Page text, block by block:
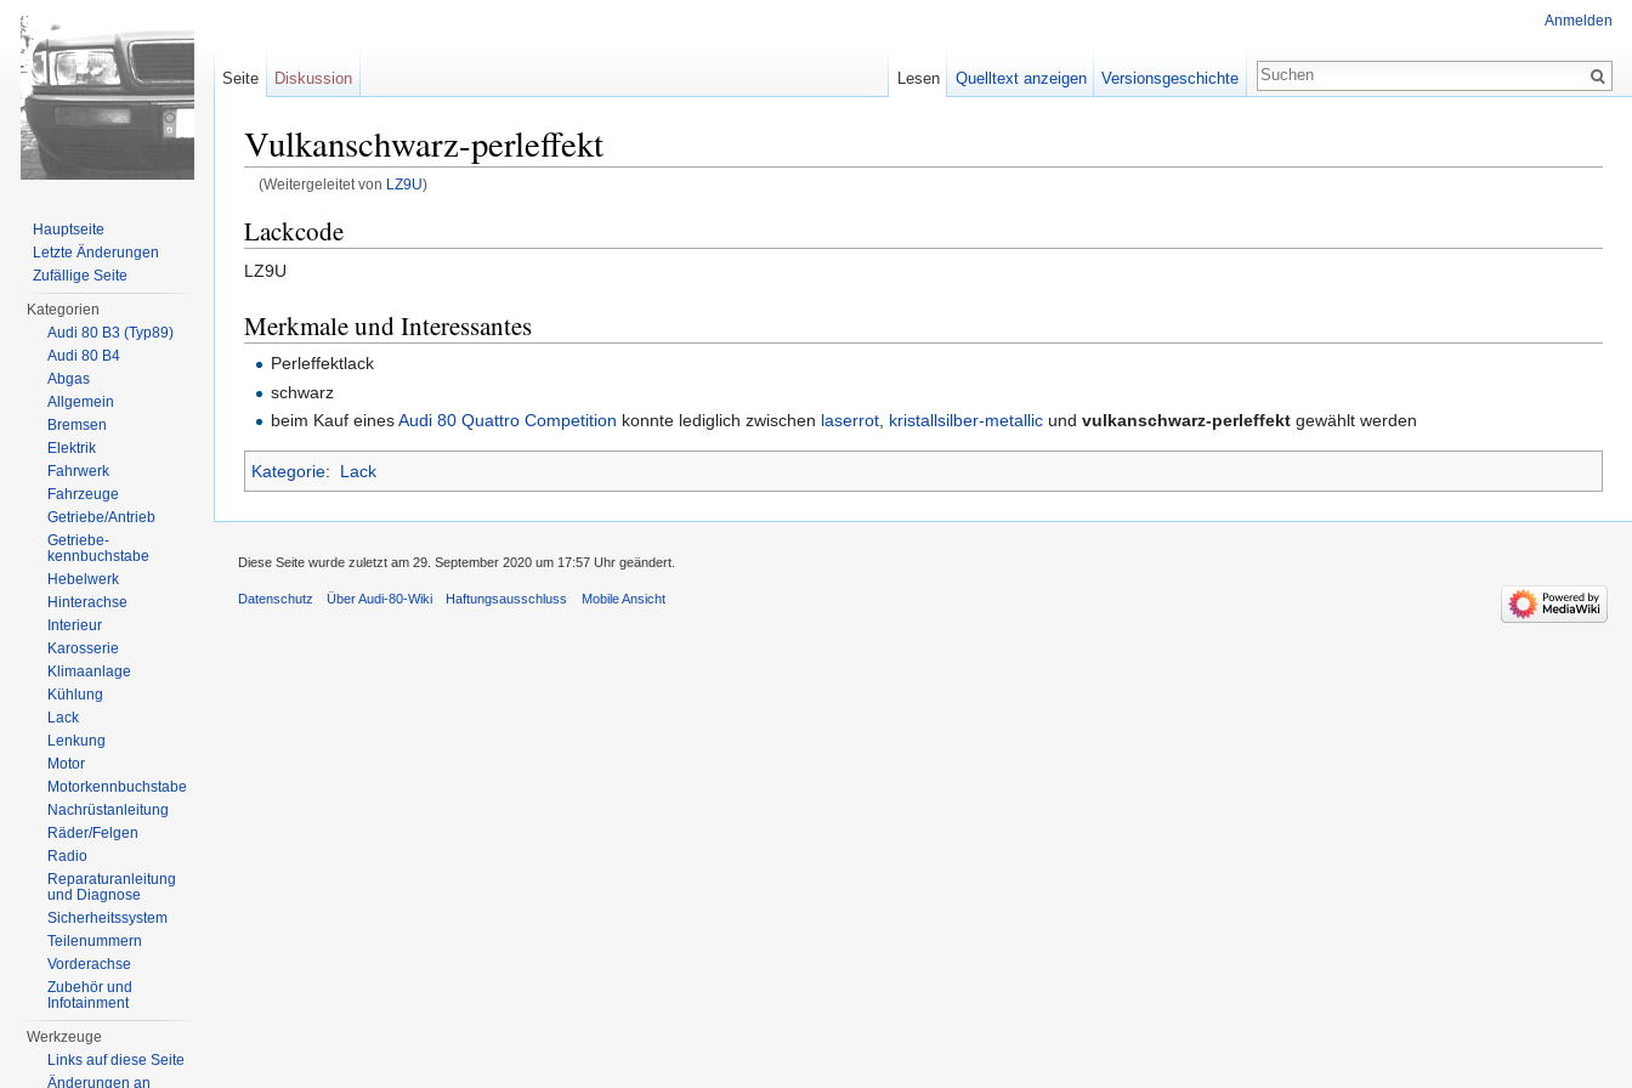
Vulkanschwarz-perleffekt
(Weitergeleitet von LZ9U)
Lackcode
LZ9U
Merkmale und Interessantes
Perleffektlack
schwarz
beim Kauf einesAudi 80 Quattro Competition konnte lediglich zwischen laserrot kristallsilber-metallic undvulkanschwarz-perleffekt gewählt werden
Kategorie: Lack
Anmelden
Seite Diskussion Lesen Quelltext anzeigen Versionsgeschichte
Hauptseite
Letzte Änderungen
Zufällige Seite
Kategorien
Audi 80 B3 (Typ89)
Audi 80 B4
Abgas
Allgemein
Bremsen
Elektrik
Fahrwerk
Fahrzeuge
Getriebe/Antrieb
Getriebe-
kennbuchstabe
Hebelwerk
Hinterachse
Interieur
Karosserie
Klimaanlage
Kühlung
Lack
Lenkung
Motor
Motorkennbuchstabe
Nachrüstanleitung
Räder/Felgen
Radio
Reparaturanleitung
und Diagnose
Sicherheitssystem
Teilenummern
Vorderachse
Zubehör und
Infotainment
Werkzeuge
Links auf diese Seite
Änderungen an
Diese Seite wurde zuletzt am 29. September 2020 um 17:57 Uhr geändert.
Datenschutz Über Audi-80-Wiki Haftungsausschluss Mobile Ansicht